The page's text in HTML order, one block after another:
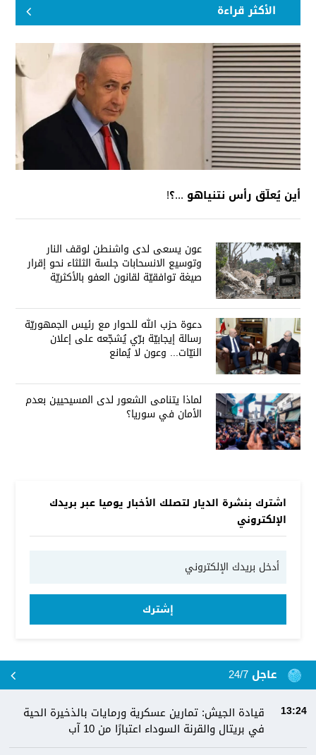
الأكثر قراءة
أين يُعلّق رأس نتنياهو ...؟!
عون يسعى لدى واشنطن لوقف النار
وتوسيع الانسحابات جلسة الثلثاء نحو إقرار
صيغة توافقيّة لقانون العفو بالأكثريّة
دعوة حزب الله للحوار مع رئيس الجمهوريّة
رسالة إيجابيّة برّي يُشجّعه على إعلان
النيّات... وعون لا يُمانع
لماذا يتنامى الشعور لدى المسيحيين بعدم
الأمان في سوريا؟
اشترك بنشرة الديار لتصلك الأخبار يوميا عبر بريدك
الإلكتروني
إشترك
عاجل 24/7
13:24
قيادة الجيش: تمارين عسكرية ورمايات بالذخيرة الحية
في بريتال والقرنة السوداء اعتبارًا من 10 آب